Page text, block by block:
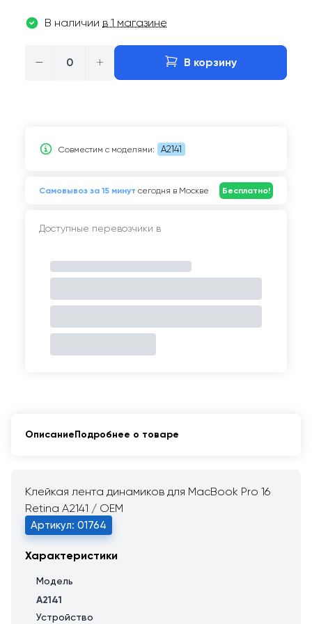
В наличии в 1 магазине
− + В корзину
Совместим c моделями: A2141
Самовывоз за 15 минут сегодня в Москве Бесплатно!
Доступные перевозчики в
ОписаниеПодробнее о товаре
Клейкая лента динамиков для MacBook Pro 16
Retina A2141 / OEM
Артикул: 01764
Характеристики
Модель
A2141
Устройство